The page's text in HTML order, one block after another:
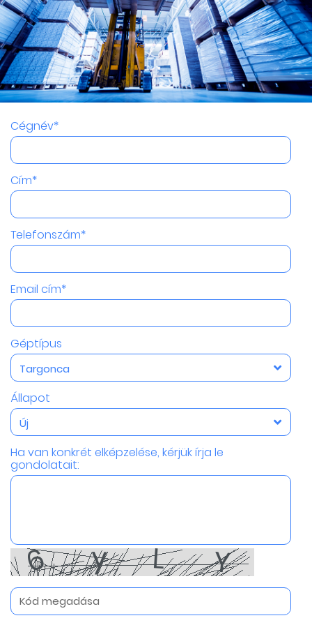
Cégnév*
Cím*
Telefonszám*
Email cím*
Géptípus
Targonca
Állapot
Új
Ha van konkrét elképzelése, kérjük írja le
gondolatait: